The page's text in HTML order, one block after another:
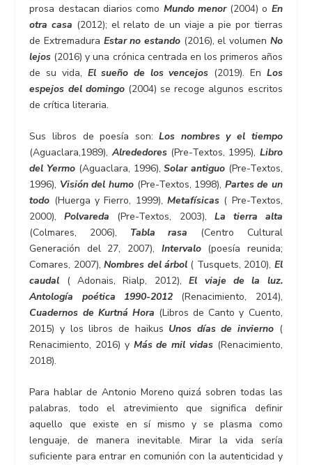
prosa destacan diarios como Mundo menor(2004) o En
otra casa (2012); el relato de un viaje a pie por tierras
de Extremadura Estar no estando (2016), el volumen No
lejos (2016) y una crónica centrada en los primeros años
de su vida, El sueño de los vencejos (2019). En Los
espejos del domingo(2004) se recoge algunos escritos
de crítica literaria.
Sus libros de poesía son:Los nombres y el tiempo
(Aguaclara,1989), Alrededores(Pre-Textos, 1995), Libro
del Yermo (Aguaclara, 1996),Solar antiguo(Pre-Textos,
1996), Visión del humo(Pre-Textos, 1998), Partes de un
todo (Huerga y Fierro, 1999), Metafísicas( Pre-Textos,
2000),Polvareda (Pre-Textos, 2003), La tierra alta
(Colmares, 2006), Tabla rasa (Centro Cultural
Generación del 27, 2007), Intervalo(poesía reunida;
Comares, 2007),Nombres del árbol ( Tusquets, 2010), El
caudal ( Adonais, Rialp, 2012),El viaje de la luz.
Antología poética 1990-2012 (Renacimiento, 2014),
Cuadernos de Kurtná Hora (Libros de Canto y Cuento,
2015) y los libros de haikus Unos días de invierno (
Renacimiento, 2016) y Más de mil vidas(Renacimiento,
2018).
Para hablar de Antonio Moreno quizá sobren todas las
palabras, todo el atrevimiento que significa definir
aquello que existe en sí mismo y se plasma como
lenguaje, de manera inevitable. Mirar la vida sería
suficiente para entrar en comunión con la autenticidad y